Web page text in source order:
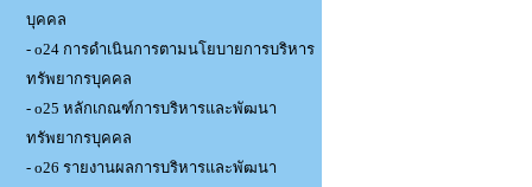
บุคคล
- o24 การดำเนินการตามนโยบายการบริหาร
ทรัพยากรบุคคล
- o25 หลักเกณฑ์การบริหารและพัฒนา
ทรัพยากรบุคคล
- o26 รายงานผลการบริหารและพัฒนา